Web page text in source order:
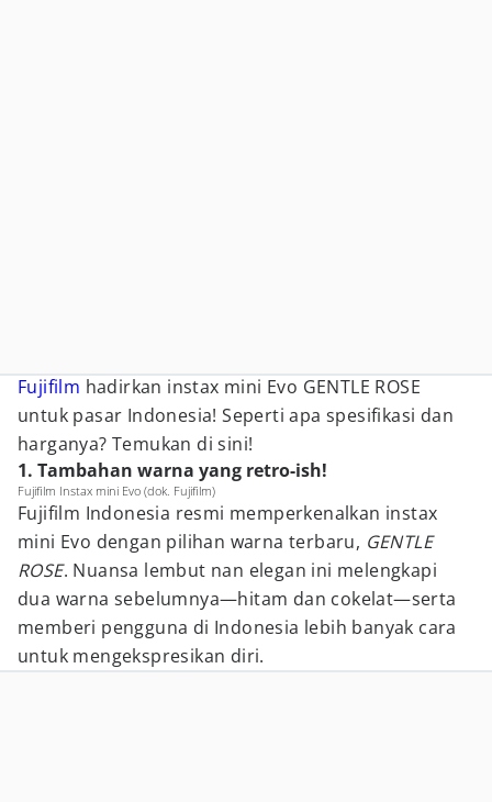
Fujifilm hadirkan instax mini Evo GENTLE ROSE
untuk pasar Indonesia! Seperti apa spesifikasi dan
harganya? Temukan di sini!
1. Tambahan warna yang retro-ish!
Fujifilm Instax mini Evo (dok. Fujifilm)
Fujifilm Indonesia resmi memperkenalkan instax
mini Evo dengan pilihan warna terbaru, GENTLE
ROSE. Nuansa lembut nan elegan ini melengkapi
dua warna sebelumnya—hitam dan cokelat—serta
memberi pengguna di Indonesia lebih banyak cara
untuk mengekspresikan diri.